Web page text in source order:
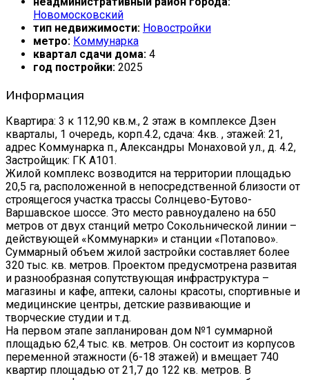
Новомосковский
тип недвижимости: Новостройки
метро: Коммунарка
квартал сдачи дома: 4
год постройки: 2025
Информация
Квартира: 3 к 112,90 кв.м., 2 этаж в комплексе Дзен
кварталы, 1 очередь, корп.4.2, сдача: 4кв. , этажей: 21,
адрес Коммунарка п., Александры Монаховой ул., д. 4.2,
Застройщик: ГК А101.
Жилой комплекс возводится на территории площадью
20,5 га, расположенной в непосредственной близости от
строящегося участка трассы Солнцево-Бутово-
Варшавское шоссе. Это место равноудалено на 650
метров от двух станций метро Сокольнической линии –
действующей «Коммунарки» и станции «Потапово».
Суммарный объем жилой застройки составляет более
320 тыс. кв. метров. Проектом предусмотрена развитая
и разнообразная сопутствующая инфраструктура –
магазины и кафе, аптеки, салоны красоты, спортивные и
медицинские центры, детские развивающие и
творческие студии и т.д.
На первом этапе запланирован дом №1 суммарной
площадью 62,4 тыс. кв. метров. Он состоит из корпусов
переменной этажности (6-18 этажей) и вмещает 740
квартир площадью от 21,7 до 122 кв. метров. В